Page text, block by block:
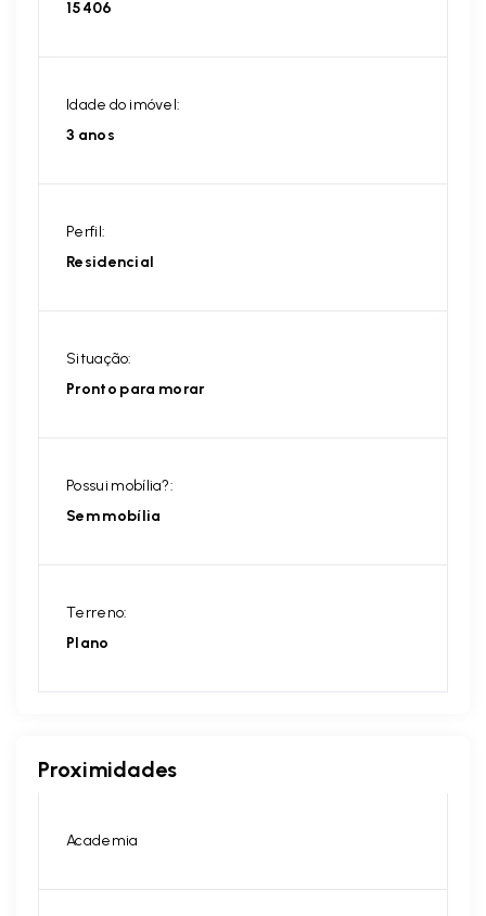
15406
Idade do imóvel:
3 anos
Perfil:
Residencial
Situação:
Pronto para morar
Possui mobília?:
Sem mobília
Terreno:
Plano
Proximidades
Academia